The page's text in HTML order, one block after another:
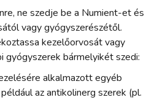
ne szedje be a Numient-et és
vagy gyógyszerészétől.
kezelőorvosát vagy
gyógyszerek bármelyikét szedi:
alkalmazott egyéb
az antikolinerg szerek (pl.